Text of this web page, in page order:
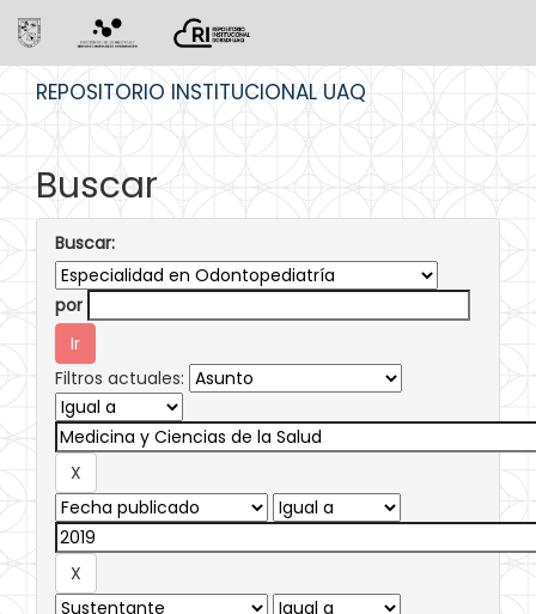
REPOSITORIO INSTITUCIONAL UAQ
Buscar
Buscar:
por
Filtros actuales: